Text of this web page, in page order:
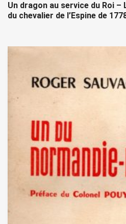
Un dragon au service du Roi
du chevalier de l’Espine de